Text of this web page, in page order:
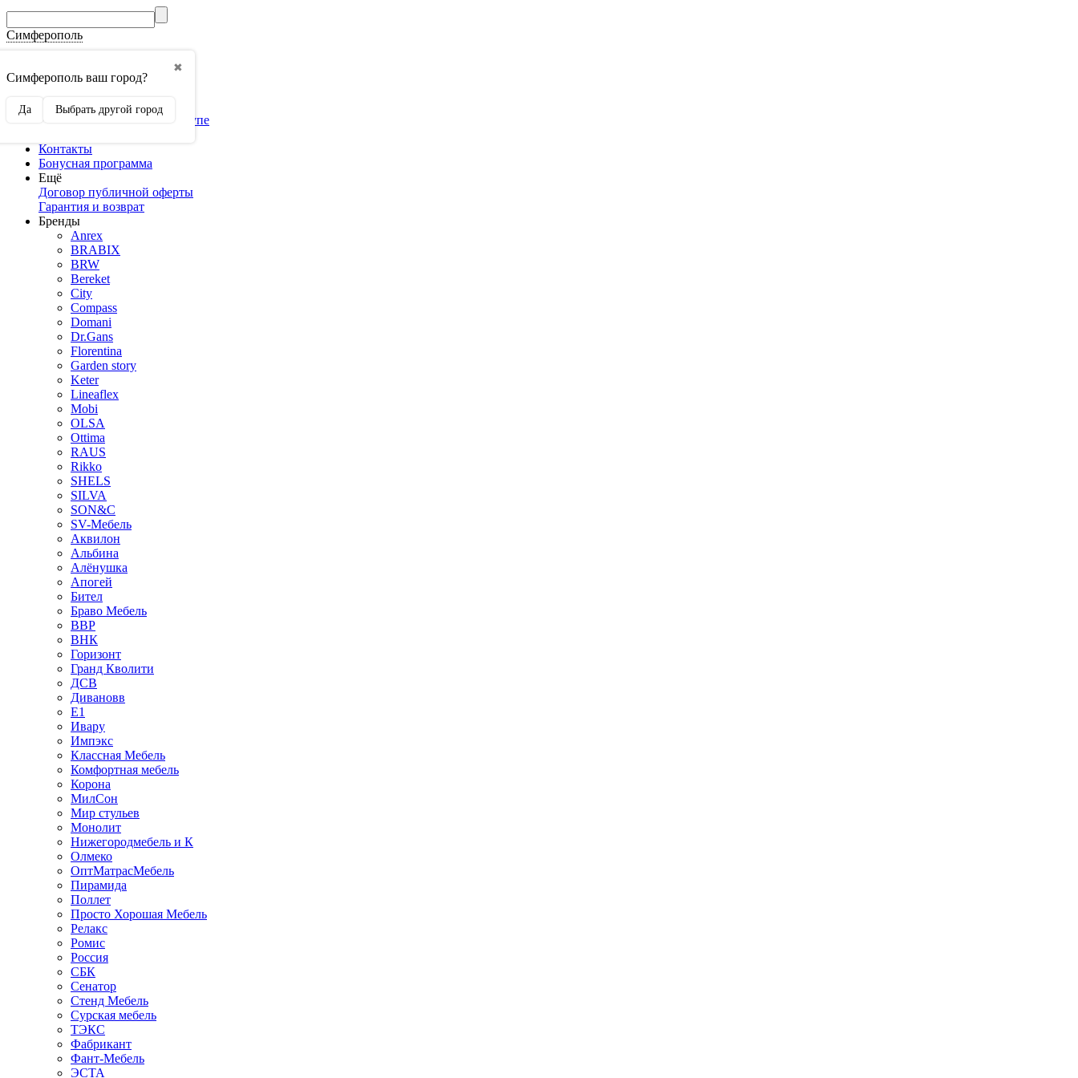
Симферополь
✖
Симферополь ваш город?
Да Выбрать другой город
Мебель оптом
Конструктор кухни
Конструктор шкафа-купе
Контакты
Бонусная программа
Ещё
Договор публичной оферты
Гарантия и возврат
Бренды
Anrex
BRABIX
BRW
Bereket
City
Compass
Domani
Dr.Gans
Florentina
Garden story
Keter
Lineaflex
Mobi
OLSA
Ottima
RAUS
Rikko
SHELS
SILVA
SON&C
SV-Мебель
Аквилон
Альбина
Алёнушка
Апогей
Бител
Браво Мебель
ВВР
ВНК
Горизонт
Гранд Кволити
ДСВ
Дивановв
Е1
Ивару
Импэкс
Классная Мебель
Комфортная мебель
Корона
МилСон
Мир стульев
Монолит
Нижегородмебель и К
Олмеко
ОптМатрасМебель
Пирамида
Поллет
Просто Хорошая Мебель
Релакс
Ромис
Россия
СБК
Сенатор
Стенд Мебель
Сурская мебель
ТЭКС
Фабрикант
Фант-Мебель
ЭСТА